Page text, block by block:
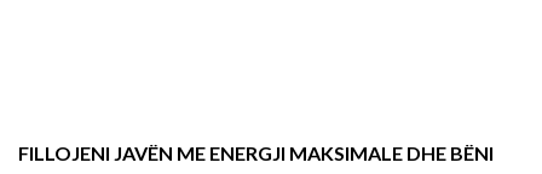
FILLOJENI JAVËN ME ENERGJI MAKSIMALE DHE BËNI